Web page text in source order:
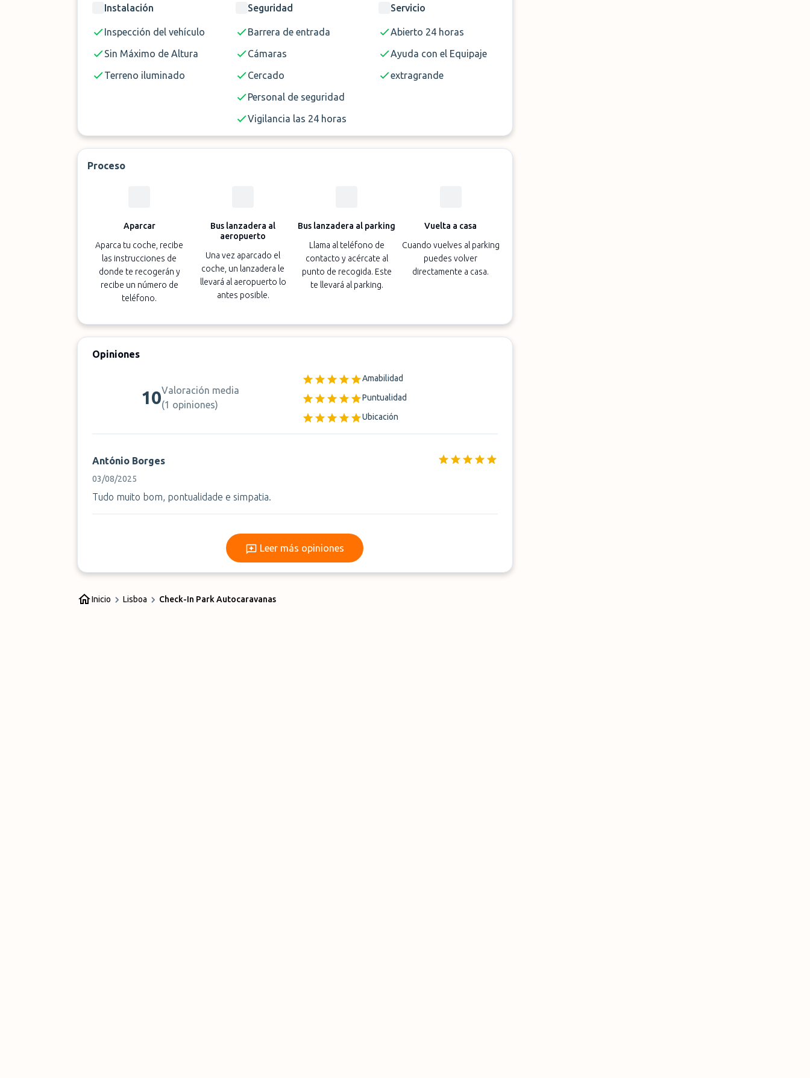
Instalación
Inspección del vehículo
Sin Máximo de Altura
Terreno iluminado
Seguridad
Barrera de entrada
Cámaras
Cercado
Personal de seguridad
Vigilancia las 24 horas
Servicio
Abierto 24 horas
Ayuda con el Equipaje
extragrande
Proceso
Aparcar
Aparca tu coche, recibe
las instrucciones de
donde te recogerán y
recibe un número de
teléfono.
Bus lanzadera al
aeropuerto
Una vez aparcado el
coche, un lanzadera le
llevará al aeropuerto lo
antes posible.
Bus lanzadera al parking
Llama al teléfono de
contacto y acércate al
punto de recogida. Este
te llevará al parking.
Vuelta a casa
Cuando vuelves al parking
puedes volver
directamente a casa.
Opiniones
10Valoración media
(1 opiniones)
Amabilidad
Puntualidad
Ubicación
António Borges
03/08/2025
Tudo muito bom, pontualidade e simpatia.
Leer más opiniones
Leer más opiniones
Inicio Lisboa Check-In Park Autocaravanas